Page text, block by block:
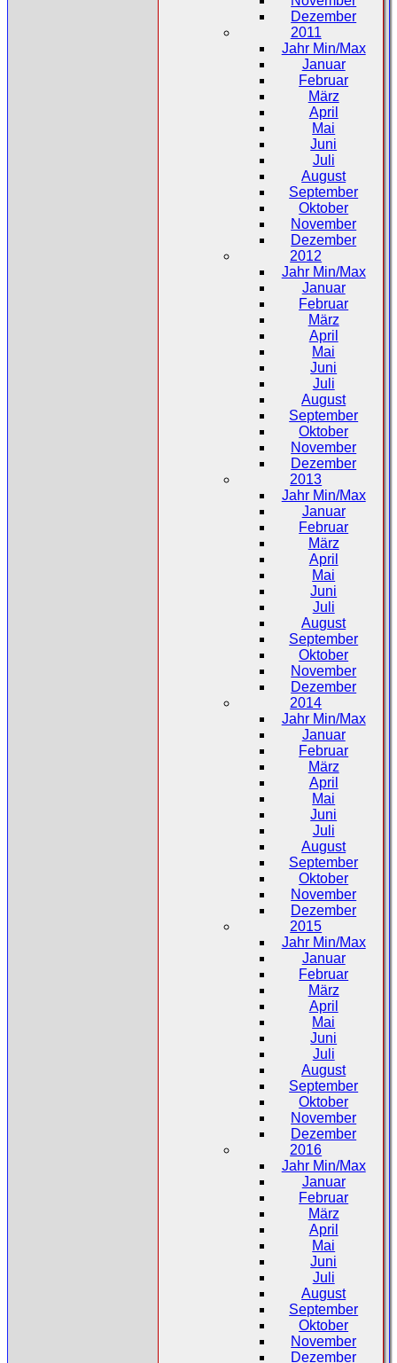
Dezember
2011
Jahr Min/Max
Januar
Februar
März
April
Mai
Juni
Juli
August
September
Oktober
November
Dezember
2012
Jahr Min/Max
Januar
Februar
März
April
Mai
Juni
Juli
August
September
Oktober
November
Dezember
2013
Jahr Min/Max
Januar
Februar
März
April
Mai
Juni
Juli
August
September
Oktober
November
Dezember
2014
Jahr Min/Max
Januar
Februar
März
April
Mai
Juni
Juli
August
September
Oktober
November
Dezember
2015
Jahr Min/Max
Januar
Februar
März
April
Mai
Juni
Juli
August
September
Oktober
November
Dezember
2016
Jahr Min/Max
Januar
Februar
März
April
Mai
Juni
Juli
August
September
Oktober
November
Dezember